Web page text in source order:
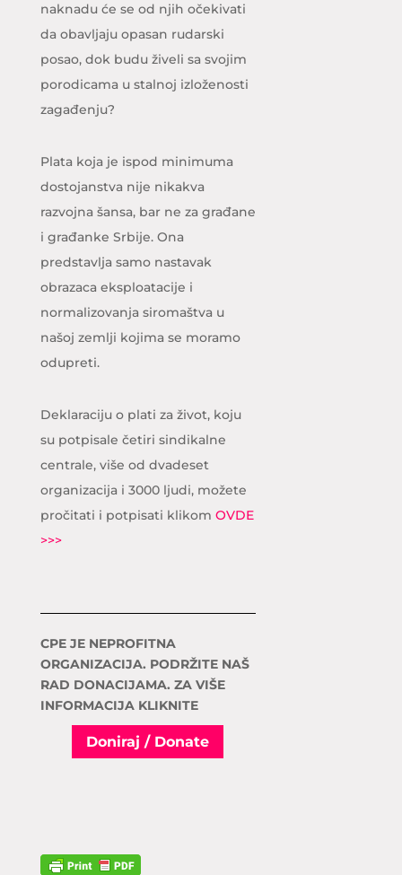
naknadu će se od njih očekivati
da obavljaju opasan rudarski
posao, dok budu živeli sa svojim
porodicama u stalnoj izloženosti
zagađenju?
Plata koja je ispod minimuma
dostojanstva nije nikakva
razvojna šansa, bar ne za građane
i građanke Srbije. Ona
predstavlja samo nastavak
obrazaca eksploatacije i
normalizovanja siromaštva u
našoj zemlji kojima se moramo
odupreti.
Deklaraciju o plati za život, koju
su potpisale četiri sindikalne
centrale, više od dvadeset
organizacija i 3000 ljudi, možete
pročitati i potpisati klikom OVDE
>>>
CPE JE NEPROFITNA
ORGANIZACIJA. PODRŽITE NAŠ
RAD DONACIJAMA. ZA VIŠE
INFORMACIJA KLIKNITE
Doniraj / Donate